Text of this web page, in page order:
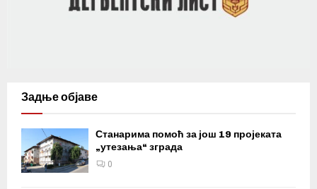
Задње објаве
Станарима помоћ за још 19 пројеката
„утезања“ зграда
0